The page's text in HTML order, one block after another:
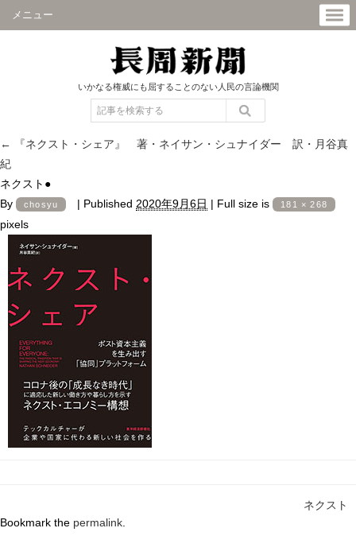
メニュー
いかなる権威にも屈することのない人民の言論機関
←
『ネクスト・シェア』 著・ネイサン・シュナイダー 訳・月谷真
紀
ネクスト●
By
chosyu | Published 2020年9月6日 | Full size is 181 × 268
pixels
ネクスト
Bookmark the permalink